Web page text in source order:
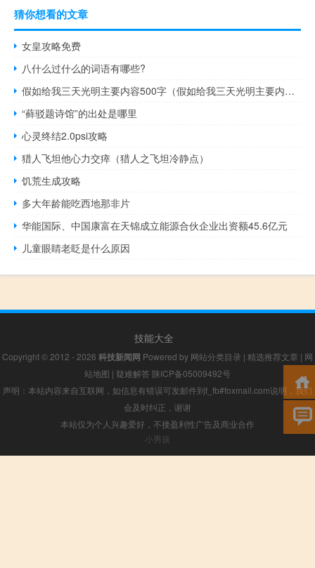
猜你想看的文章
女皇攻略免费
八什么过什么的词语有哪些?
假如给我三天光明主要内容500字（假如给我三天光明主要内容20字）
“藓驳题诗馆”的出处是哪里
心灵终结2.0psi攻略
猎人飞坦他心力交瘁（猎人之飞坦冷静点）
饥荒生成攻略
多大年龄能吃西地那非片
华能国际、中国康富在天锦成立能源合伙企业出资额45.6亿元
儿童眼睛老眨是什么原因
技能大全
Copyright © 2012 - 2026 科技新闻网 Powered by 网站分类目录 | 精选推荐文章 | 网
站地图 | 疑难解答 陕ICP备05009492号
声明：本站内容来自互联网，如信息有错误可发邮件到f_fb#foxmail.com说明，我们
会及时纠正，谢谢
本站仅为个人兴趣爱好，不接盈利性广告及商业合作
小男孩